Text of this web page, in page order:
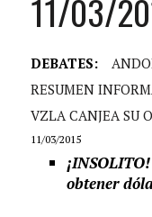
11/03/
DEBATES:
RESUMEN
VZLA CANJEA SU
11/03/2015
obtener